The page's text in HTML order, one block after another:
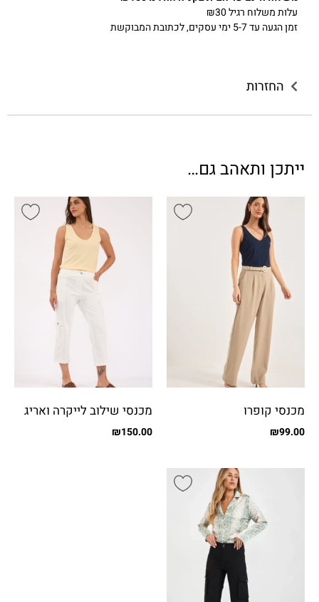
עלות משלוח רגיל ₪30
זמן הגעה עד 5-7 ימי עסקים, לכתובת המבוקשת
החזרות
ייתכן ותאהב גם…
מכנסי קופרו
₪99.00
מכנסי שילוב לייקרה ואריג
עם כיסים
₪150.00